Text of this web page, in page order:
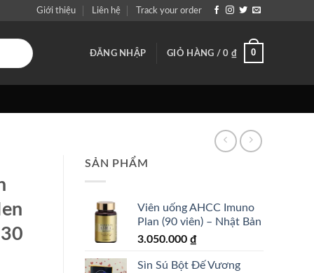
Giới thiệu Liên hệ Track your order
ĐĂNG NHẬP GIỎ HÀNG /0 ₫ 0
SẢN PHẨM
Viên uống AHCC Imuno
Plan (90 viên) – Nhật Bản
3.050.000 ₫
Sìn Sú Bột Đế Vương